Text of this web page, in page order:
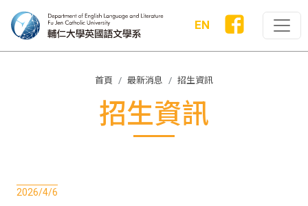
EN
首頁 最新消息 招生資訊
招生資訊
2026/4/6